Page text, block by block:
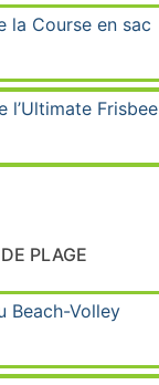
la Course en sac
l’Ultimate Frisbee
PLAGE
Beach-Volley